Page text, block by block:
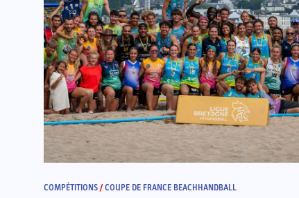
COMPÉTITIONS /COUPE DE FRANCE BEACHHANDBALL